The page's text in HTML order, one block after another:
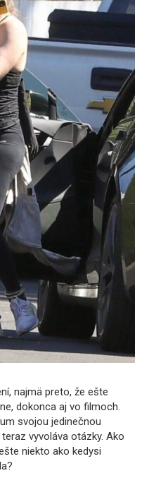
najmä preto, že ešte
dokonca aj vo filmoch.
svojou jedinečnou
vyvoláva otázky. Ako
niekto ako kedysi